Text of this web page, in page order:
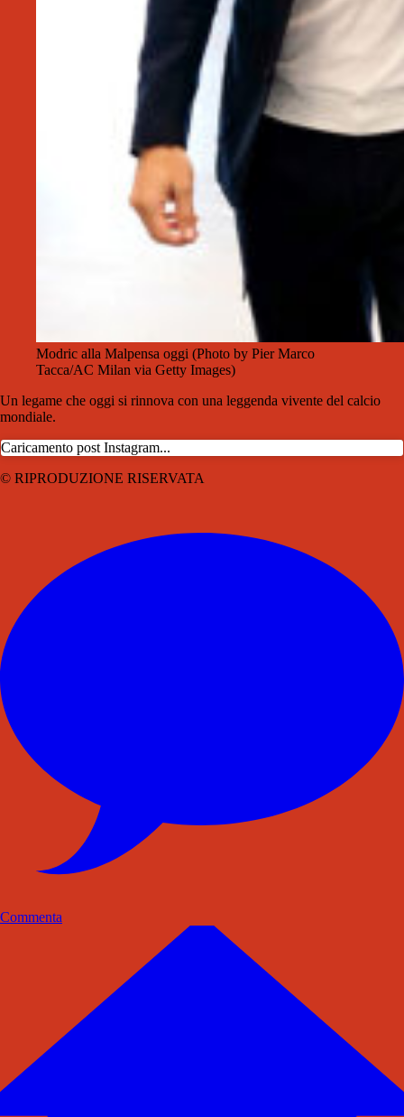
Modric alla Malpensa oggi (Photo by Pier Marco
Tacca/AC Milan via Getty Images)
Un legame che oggi si rinnova con una leggenda vivente del calcio
mondiale.
Caricamento post Instagram...
© RIPRODUZIONE RISERVATA
Commenta